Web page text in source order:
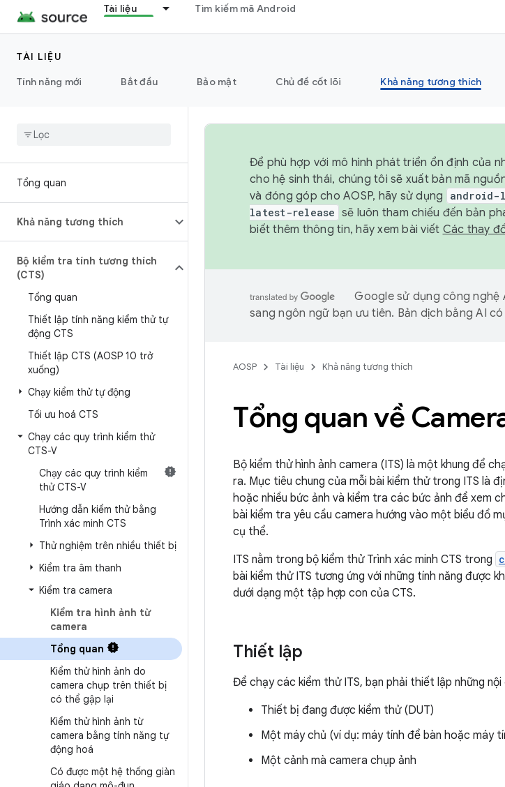
Tài liệu Tìm kiếm mã Android
TÀI LIỆU
Tính năng mới
Bắt đầu Bảo mật Chủ đề cốt lõi Khả năng tương thích
Tổng quan
Khả năng tương thích
Bộ kiểm tra tính tương thích
(CTS)
Tổng quan
Thiết lập tính năng kiểm thử tự
động CTS
Thiết lập CTS (AOSP 10 trở
xuống)
Chạy kiểm thử tự động
Tối ưu hoá CTS
Chạy các quy trình kiểm thử
CTS-V
Chạy các quy trình kiểm
thử CTS-V
Hướng dẫn kiểm thử bằng
Trình xác minh CTS
Thử nghiệm trên nhiều thiết bị
Kiểm tra âm thanh
Kiểm tra camera
Kiểm tra hình ảnh từ
camera
Tổng quan
Kiểm thử hình ảnh do
camera chụp trên thiết bị
có thể gập lại
Kiểm thử hình ảnh từ
camera bằng tính năng tự
động hoá
Có được một hệ thống giàn
Để phù hợp với mô hình phát triển ổn định của
cho hệ sinh thái, chúng tôi sẽ xuất bản mã
và đóng góp cho AOSP, hãy sử dụng
android-
latest-release sẽ luôn tham chiếu đến bản
biết thêm thông tin, hãy xem bài viết Các thay
Google sử dụng công nghệ
sang ngôn ngữ bạn ưu tiên. Bản dịch bằng AI
AOSP Tài liệu Khả năng tương thích
Tổng quan về
Bộ kiểm thử hình ảnh camera (ITS) là một khung để
ra. Mục tiêu chung của mỗi bài kiểm thử trong ITS là
hoặc nhiều bức ảnh và kiểm tra các bức ảnh để xem
bài kiểm tra yêu cầu camera hướng vào một biểu đồ
cụ thể.
ITS nằm trong bộ kiểm thử Trình xác minh CTS trong
bài kiểm thử ITS tương ứng với những tính năng được
dưới dạng một tập hợp con của CTS.
Thiết lập
Để chạy các kiểm thử ITS, bạn phải thiết lập những nội
Thiết bị đang được kiểm thử (DUT)
Một máy chủ (ví dụ: máy tính để bàn hoặc máy
Một cảnh mà camera chụp ảnh